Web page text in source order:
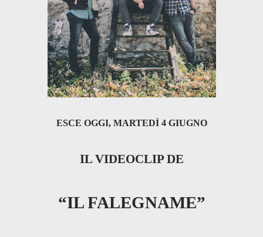
ESCE OGGI, MARTEDÌ 4 GIUGNO
IL VIDEOCLIP DE
“IL FALEGNAME”